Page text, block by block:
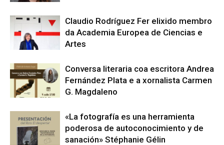
Claudio Rodríguez Fer elixido membro
da Academia Europea de Ciencias e
Artes
Conversa literaria coa escritora Andrea
Fernández Plata e a xornalista Carmen
G. Magdaleno
«La fotografía es una herramienta
poderosa de autoconocimiento y de
sanación» Stéphanie Gélin